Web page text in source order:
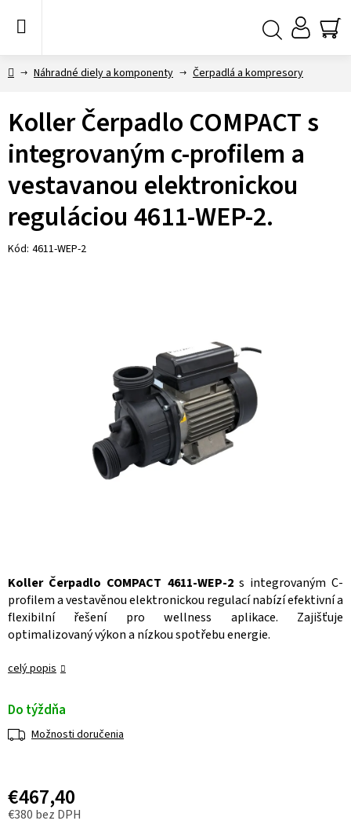
DomovNáhradné diely a komponenty Čerpadlá a kompresory
Koller Čerpadlo COMPACT 4611-WEP-2s integrovaným C-
profilem a vestavěnou elektronickou regulací nabízí efektivní a
flexibilní řešení pro wellness aplikace. Zajišťuje
optimalizovaný výkon a nízkou spotřebu energie.
celý popis
Do týždňa
Možnosti doručenia
€467,40
€380 bez DPH
Koller Čerpadlo COMPACT s
integrovaným c-profilem a
vestavanou elektronickou
reguláciou 4611-WEP-2.
Kód: 4611-WEP-2